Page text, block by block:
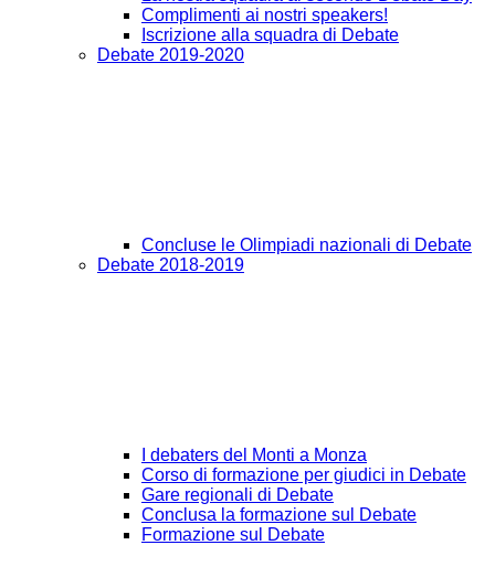
Complimenti ai nostri speakers!
Iscrizione alla squadra di Debate
Debate 2019-2020
Concluse le Olimpiadi nazionali di Debate
Debate 2018-2019
I debaters del Monti a Monza
Corso di formazione per giudici in Debate
Gare regionali di Debate
Conclusa la formazione sul Debate
Formazione sul Debate